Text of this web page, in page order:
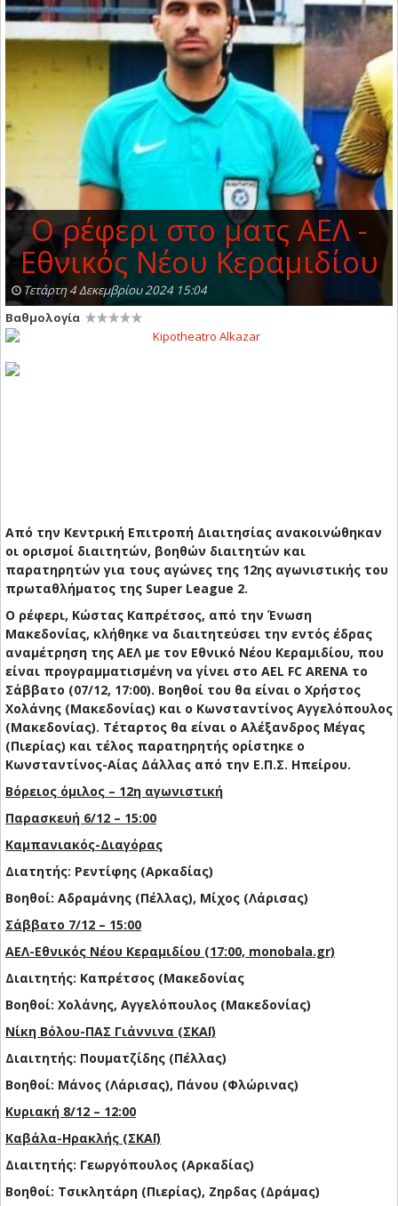
Ο ρέφερι στο ματς ΑΕΛ -
Εθνικός Νέου Κεραμιδίου
Τετάρτη 4 Δεκεμβρίου 2024 15:04
Βαθμολογία
Από την Κεντρική Επιτροπή Διαιτησίας ανακοινώθηκαν
οι ορισμοί διαιτητών, βοηθών διαιτητών και
παρατηρητών για τους αγώνες της 12ης αγωνιστικής του
πρωταθλήματος της Super League 2.
Ο ρέφερι, Κώστας Καπρέτσος, από την Ένωση
Μακεδονίας, κλήθηκε να διαιτητεύσει την εντός έδρας
αναμέτρηση της ΑΕΛ με τον Εθνικό Νέου Κεραμιδίου, που
είναι προγραμματισμένη να γίνει στο AEL FC ARENA το
Σάββατο (07/12, 17:00). Βοηθοί του θα είναι ο Χρήστος
Χολάνης (Μακεδονίας) και ο Κωνσταντίνος Αγγελόπουλος
(Μακεδονίας). Τέταρτος θα είναι ο Αλέξανδρος Μέγας
(Πιερίας) και τέλος παρατηρητής ορίστηκε ο
Κωνσταντίνος-Αίας Δάλλας από την Ε.Π.Σ. Ηπείρου.
Βόρειος όμιλος – 12η αγωνιστική
Παρασκευή 6/12 – 15:00
Καμπανιακός-Διαγόρας
Διατητής: Ρεντίφης (Αρκαδίας)
Βοηθοί: Αδραμάνης (Πέλλας), Μίχος (Λάρισας)
Σάββατο 7/12 – 15:00
ΑΕΛ-Εθνικός Νέου Κεραμιδίου (17:00, monobala.gr)
Διαιτητής: Καπρέτσος (Μακεδονίας
Βοηθοί: Χολάνης, Αγγελόπουλος (Μακεδονίας)
Νίκη Βόλου-ΠΑΣ Γιάννινα (ΣΚΑΪ)
Διαιτητής: Πουματζίδης (Πέλλας)
Βοηθοί: Μάνος (Λάρισας), Πάνου (Φλώρινας)
Κυριακή 8/12 – 12:00
Καβάλα-Ηρακλής (ΣΚΑΪ)
Διαιτητής: Γεωργόπουλος (Αρκαδίας)
Βοηθοί: Τσικλητάρη (Πιερίας), Ζηρδας (Δράμας)